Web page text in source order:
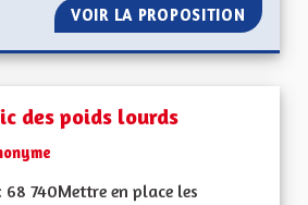
VOIR LA PROPOSITION
des poids lourds
740Mettre en place les